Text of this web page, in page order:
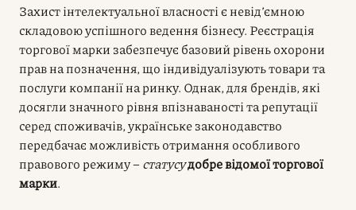
Захист інтелектуальної власності є невід’ємною
складовою успішного ведення бізнесу. Реєстрація
торгової марки забезпечує базовий рівень охорони
прав на позначення, що індивідуалізують товари та
послуги компанії на ринку. Однак, для брендів, які
досягли значного рівня впізнаваності та репутації
серед споживачів, українське законодавство
передбачає можливість отримання особливого
правового режиму –статусудобре відомої торгової
марки.